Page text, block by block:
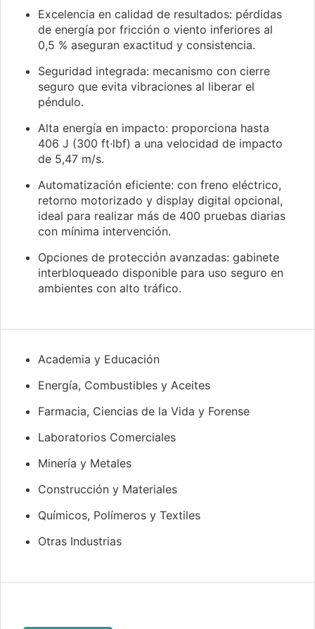
Excelencia en calidad de resultados: pérdidas
de energía por fricción o viento inferiores al
0,5 % aseguran exactitud y consistencia.
Seguridad integrada: mecanismo con cierre
seguro que evita vibraciones al liberar el
péndulo.
Alta energía en impacto: proporciona hasta
406 J (300 ft·lbf) a una velocidad de impacto
de 5,47 m/s.
Automatización eficiente: con freno eléctrico,
retorno motorizado y display digital opcional,
ideal para realizar más de 400 pruebas diarias
con mínima intervención.
Opciones de protección avanzadas: gabinete
interbloqueado disponible para uso seguro en
ambientes con alto tráfico.
Academia y Educación
Energía, Combustibles y Aceites
Farmacia, Ciencias de la Vida y Forense
Laboratorios Comerciales
Minería y Metales
Construcción y Materiales
Químicos, Polímeros y Textiles
Otras Industrias